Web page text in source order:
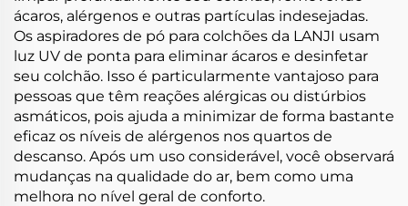
ácaros, alérgenos e outras partículas indesejadas.
Os aspiradores de pó para colchões da LANJI usam
luz UV de ponta para eliminar ácaros e desinfetar
seu colchão. Isso é particularmente vantajoso para
pessoas que têm reações alérgicas ou distúrbios
asmáticos, pois ajuda a minimizar de forma bastante
eficaz os níveis de alérgenos nos quartos de
descanso. Após um uso considerável, você observará
mudanças na qualidade do ar, bem como uma
melhora no nível geral de conforto.